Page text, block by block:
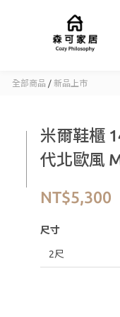
全部商品 / 新品上市
米爾鞋櫃
代北歐風
NT$5,300
尺寸